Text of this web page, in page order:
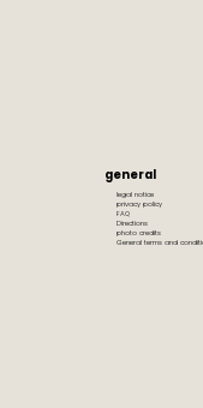
general
legal notice
privacy policy
FAQ
Directions
photo credits
General terms and